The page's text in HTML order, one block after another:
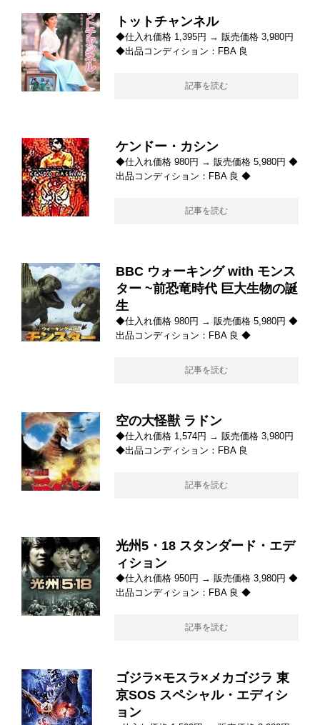
トットチャンネル
◆仕入れ価格 1,395円 → 販売価格 3,980円
◆出品コンディション：FBA 良
記事を読む
ケンドー・カシン
◆仕入れ価格 980円 → 販売価格 5,980円 ◆
出品コンディション：FBA 良 ◆
記事を読む
BBC ウォーキング with モンス
ター ~前恐竜時代 巨大生物の誕
生
◆仕入れ価格 980円 → 販売価格 5,980円 ◆
出品コンディション：FBA 良 ◆
記事を読む
空の大怪獣 ラドン
◆仕入れ価格 1,574円 → 販売価格 3,980円
◆出品コンディション：FBA 良
記事を読む
光州5・18 スタンダード・エデ
ィション
◆仕入れ価格 950円 → 販売価格 3,980円 ◆
出品コンディション：FBA 良 ◆
記事を読む
ゴジラ×モスラ×メカゴジラ 東
京SOS スペシャル・エディシ
ョン